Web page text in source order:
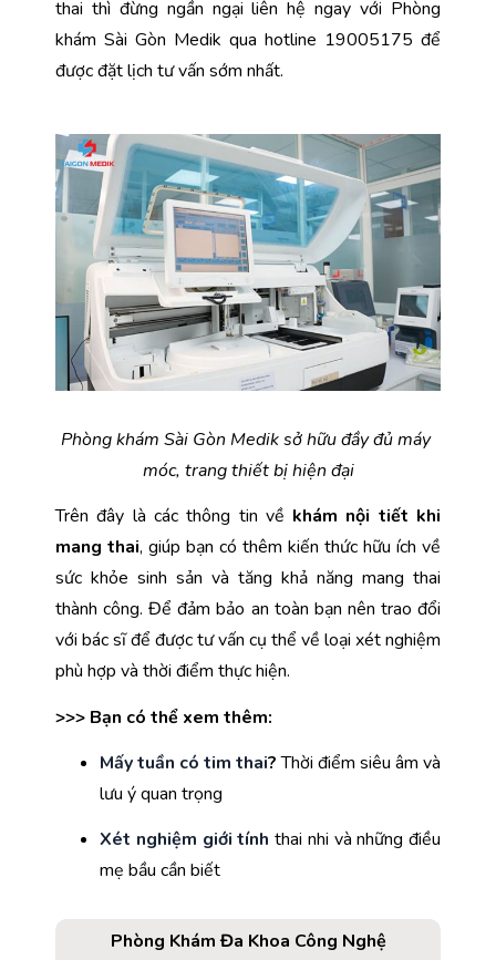
thai thì đừng ngần ngại liên hệ ngay với Phòng
khám Sài Gòn Medik qua hotline 19005175 để
được đặt lịch tư vấn sớm nhất.
Phòng khám Sài Gòn Medik sở hữu đầy đủ máy
móc, trang thiết bị hiện đại
Trên đây là các thông tin về khám nội tiết khi
mang thai, giúp bạn có thêm kiến thức hữu ích về
sức khỏe sinh sản và tăng khả năng mang thai
thành công. Để đảm bảo an toàn bạn nên trao đổi
với bác sĩ để được tư vấn cụ thể về loại xét nghiệm
phù hợp và thời điểm thực hiện.
>>> Bạn có thể xem thêm:
Mấy tuần có tim thai? Thời điểm siêu âm và
lưu ý quan trọng
Xét nghiệm giới tính thai nhi và những điều
mẹ bầu cần biết
Phòng Khám Đa Khoa Công Nghệ